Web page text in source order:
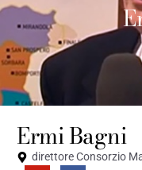
Ermi Bagni
direttore Consorzio